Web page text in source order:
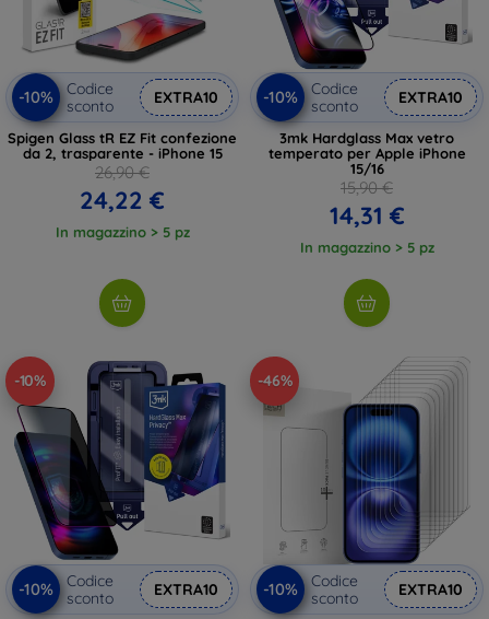
-10%
Codice
sconto
EXTRA10
Spigen Glass tR EZ Fit confezione
da 2, trasparente - iPhone 15
26,90 €
24,22 €
In magazzino > 5 pz
-10%
Codice
sconto
EXTRA10
3mk Hardglass Max vetro
temperato per Apple iPhone
15/16
15,90 €
14,31 €
In magazzino > 5 pz
-10%
-10%
Codice
sconto
EXTRA10
-46%
-10%
Codice
sconto
EXTRA10